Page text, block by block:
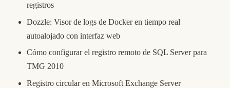
registros
Dozzle: Visor de logs de Docker en tiempo real
autoalojado con interfaz web
Cómo configurar el registro remoto de SQL Server para
TMG 2010
Registro circular en Microsoft Exchange Server